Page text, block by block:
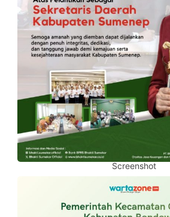
Screenshot